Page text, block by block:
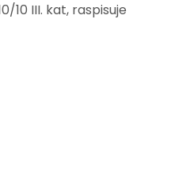
10 III. kat, raspisuje